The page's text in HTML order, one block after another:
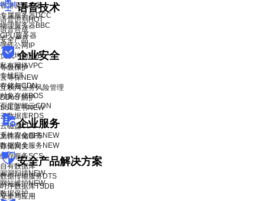
语音技术
语音识别 HOT
语音合成
安全产品
企业安全
等级保护
云等保NEW
互联网业务风险管理
DDoS 防护
SSL证书NEW
企业服务
系统安全服务NEW
数据安全服务 NEW
安全产品解决方案
漏洞扫描NEW
网站维护NEW
数据保护
香港云服务器
专属服务器DCC
物理服务器BBC
GPU服务器
弹性公网IP
负载均衡BLB
私有网络VPC
专线ET
存储与CDN
对象存储BOS
百度智能云CDN
云数据库RDS
云磁盘CDS
文件存储CFS
存储网关
缓存服务SCS
自有数据库
数据传输服务DTS
时序数据库TSDB
安全与应用